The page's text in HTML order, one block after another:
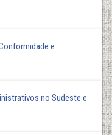
e
no Sudeste e